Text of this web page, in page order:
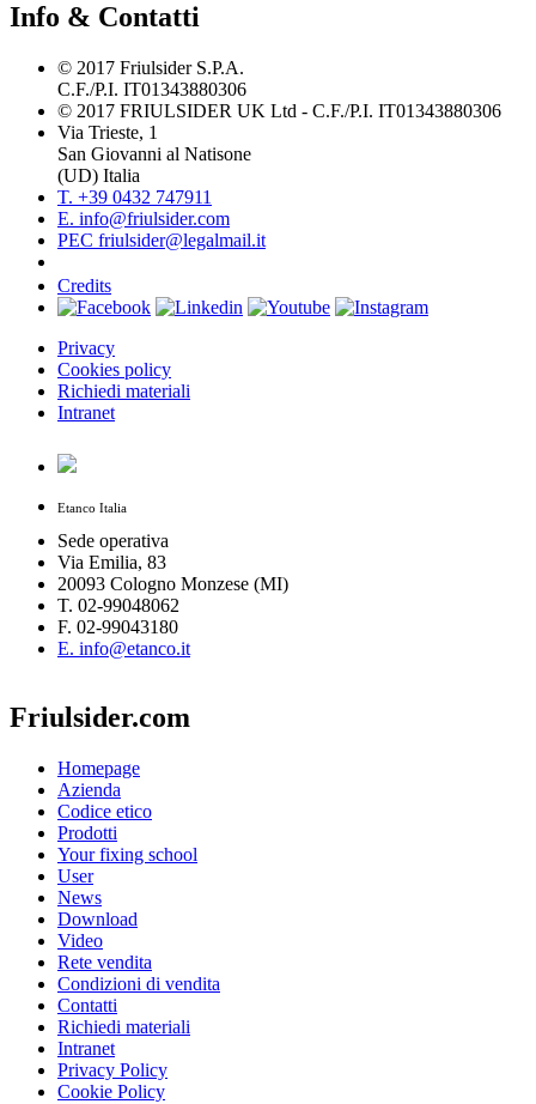
Info & Contatti
© 2017 Friulsider S.P.A.
C.F./P.I. IT01343880306
© 2017 FRIULSIDER UK Ltd - C.F./P.I. IT01343880306
Via Trieste, 1
San Giovanni al Natisone
(UD) Italia
T. +39 0432 747911
E. info@friulsider.com
PEC friulsider@legalmail.it
Credits
Privacy
Cookies policy
Richiedi materiali
Intranet
Etanco Italia
Sede operativa
Via Emilia, 83
20093 Cologno Monzese (MI)
T. 02-99048062
F. 02-99043180
E. info@etanco.it
Friulsider.com
Homepage
Azienda
Codice etico
Prodotti
Your fixing school
User
News
Download
Video
Rete vendita
Condizioni di vendita
Contatti
Richiedi materiali
Intranet
Privacy Policy
Cookie Policy